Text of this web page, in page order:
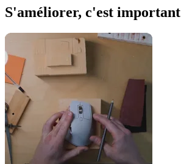
S'améliorer, c'est important